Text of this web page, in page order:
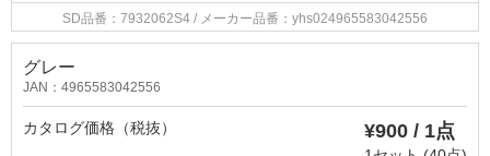
SD品番：7932062S4 / メーカー品番：yhs024965583042556
グレー
JAN：4965583042556
カタログ価格（税抜） ¥900 / 1点